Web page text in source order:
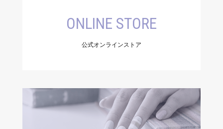
ONLINE STORE
公式オンラインストア